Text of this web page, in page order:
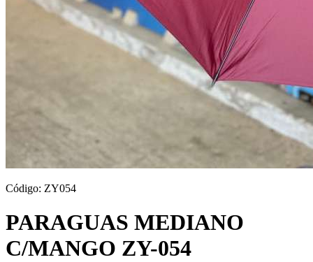
Código: ZY054
PARAGUAS MEDIANO
C/MANGO ZY-054